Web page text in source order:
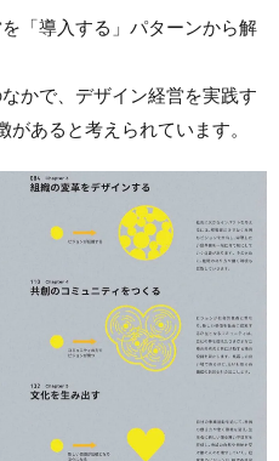
「導入する」パターンから解
かで、デザイン経営を実践す
あると考えられています。